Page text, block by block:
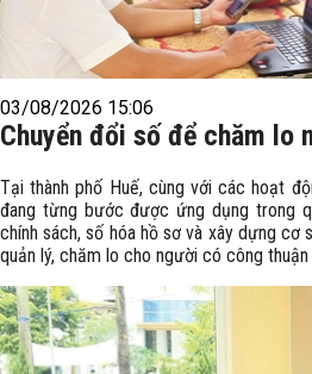
03/08/2026 15:06
Chuyển đổi số để chăm lo
Tại thành phố Huế, cùng với các hoạt
đang từng bước được ứng dụng trong
chính sách, số hóa hồ sơ và xây dựng
quản lý, chăm lo cho người có công thuận